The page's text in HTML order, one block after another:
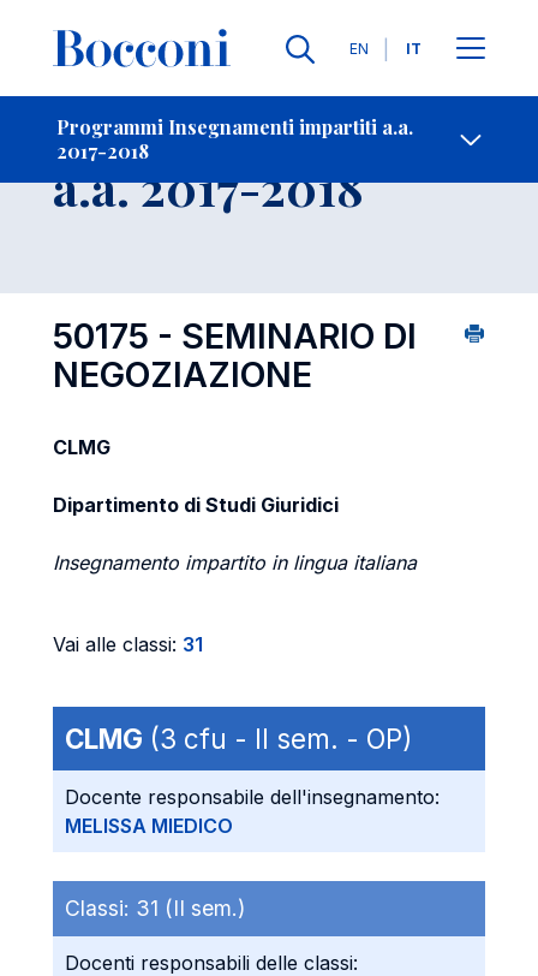
Lingue
EN IT
Programmi Insegnamenti impartiti a.a.
2017-2018
-
Insegnamento
a.a. 2017-2018
50175 - SEMINARIO DI
NEGOZIAZIONE
CLMG
Dipartimento di Studi Giuridici
Insegnamento impartito in lingua italiana
Vai alle classi: 31
CLMG (3 cfu - II sem. - OP)
Docente responsabile dell'insegnamento:
MELISSA MIEDICO
Classi: 31 (II sem.)
Docenti responsabili delle classi: